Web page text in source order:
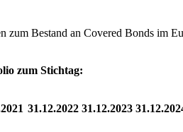
zum Bestand an Covered Bonds im
zum Stichtag:
31.12.2022 31.12.2023